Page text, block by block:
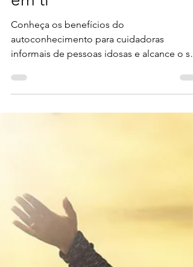
em ti
Conheça os benefícios do
autoconhecimento para cuidadoras
informais de pessoas idosas e alcance o